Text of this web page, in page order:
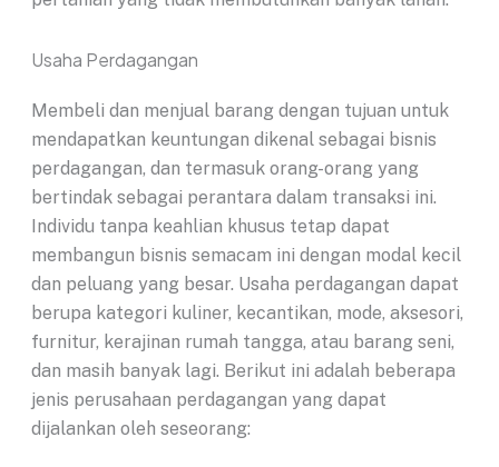
Usaha Perdagangan
Membeli dan menjual barang dengan tujuan untuk
mendapatkan keuntungan dikenal sebagai bisnis
perdagangan, dan termasuk orang-orang yang
bertindak sebagai perantara dalam transaksi ini.
Individu tanpa keahlian khusus tetap dapat
membangun bisnis semacam ini dengan modal kecil
dan peluang yang besar. Usaha perdagangan dapat
berupa kategori kuliner, kecantikan, mode, aksesori,
furnitur, kerajinan rumah tangga, atau barang seni,
dan masih banyak lagi. Berikut ini adalah beberapa
jenis perusahaan perdagangan yang dapat
dijalankan oleh seseorang: